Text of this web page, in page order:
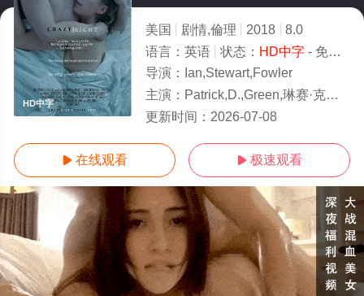
HD中字
美国 剧情,倫理 2018
8.0
语言： 英语 状态： HD中字- 免费在线观看
导演：
Ian,Stewart,Fowler
主演： Patrick,D.,Green,琳赛·克莱恩,Dennis,Fitzpatrick,迈克尔·德雷珀,Ian,Stout,
更新时间： 2026-07-08
 在线观看  极速观看